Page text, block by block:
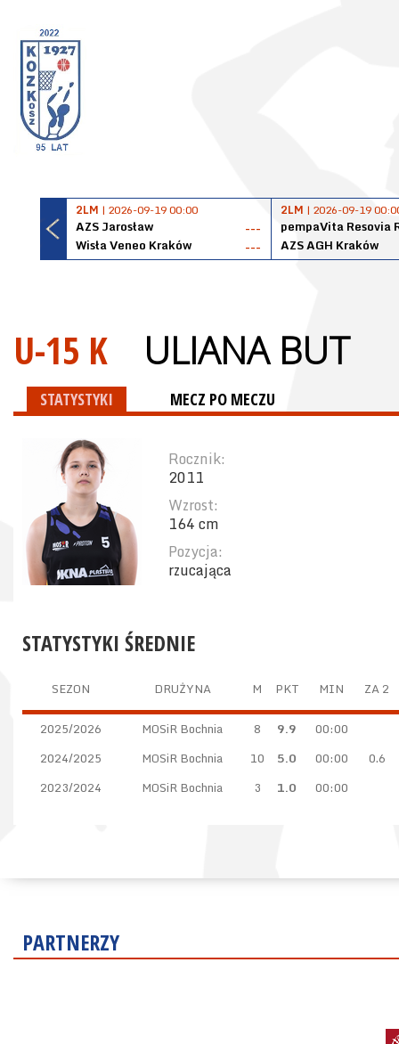
2LM | 2026-09-19 00:00
AZS Jarosław
---
Wisła Veneo Kraków
---
2LM | 2026-09-19
pempaVita Resovia
AZS AGH Kraków
U-15 K ULIANA BUT
STATYSTYKI MECZ PO MECZU
Rocznik:
2011
Wzrost:
164 cm
Pozycja:
rzucająca
STATYSTYKI ŚREDNIE
SEZON DRUŻYNA M PKT MIN ZA 2
2025/2026 MOSiR Bochnia 8 9.9
00:00
2024/2025
MOSiR Bochnia 10 5.0 00:00
0.6
2023/2024
MOSiR Bochnia 3 1.0 00:00
PARTNERZY